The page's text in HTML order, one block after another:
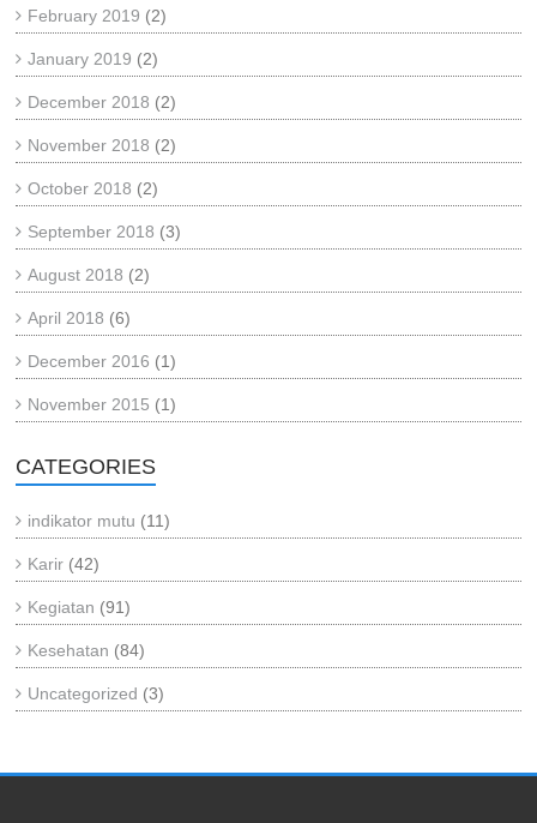
February 2019 (2)
January 2019 (2)
December 2018 (2)
November 2018 (2)
October 2018 (2)
September 2018 (3)
August 2018 (2)
April 2018 (6)
December 2016 (1)
November 2015 (1)
CATEGORIES
indikator mutu (11)
Karir (42)
Kegiatan (91)
Kesehatan (84)
Uncategorized (3)